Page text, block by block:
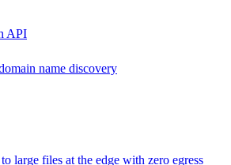
API
name discovery
large files at the edge with zero egress